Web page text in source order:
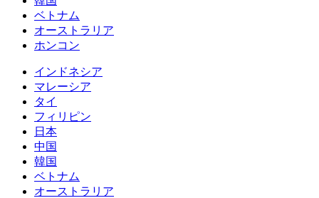
ベトナム
オーストラリア
ホンコン
インドネシア
マレーシア
タイ
フィリピン
日本
中国
韓国
ベトナム
オーストラリア